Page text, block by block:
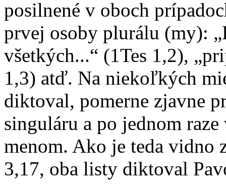
posilnené v oboch
prvej osoby plurálu (my):
všetkých...“ (1Tes 1,2),
1,3) atď. Na niekoľkých
diktoval, pomerne zjavne
singuláru a po jednom
menom. Ako je teda vidno
3,17, oba listy diktoval